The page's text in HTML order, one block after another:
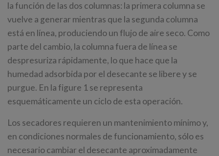
la función de las dos columnas: la primera columna se
vuelve a generar mientras que la segunda columna
está en línea, produciendo un flujo de aire seco. Como
parte del cambio, la columna fuera de línea se
despresuriza rápidamente, lo que hace que la
humedad adsorbida por el desecante se libere y se
purgue. En la figure 1 se representa
esquemáticamente un ciclo de esta operación.
Los secadores requieren un mantenimiento mínimo y,
en condiciones normales de funcionamiento, sólo es
necesario cambiar el desecante aproximadamente